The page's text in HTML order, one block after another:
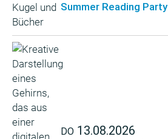
Summer Reading Party
DO 13.08.2026